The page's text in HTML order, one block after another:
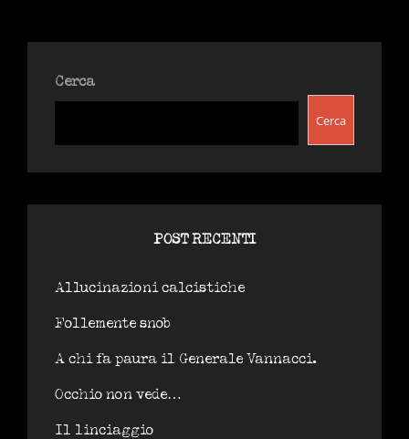
Cerca
Cerca
POST RECENTI
Allucinazioni calcistiche
Follemente snob
A chi fa paura il Generale Vannacci.
Occhio non vede…
Il linciaggio